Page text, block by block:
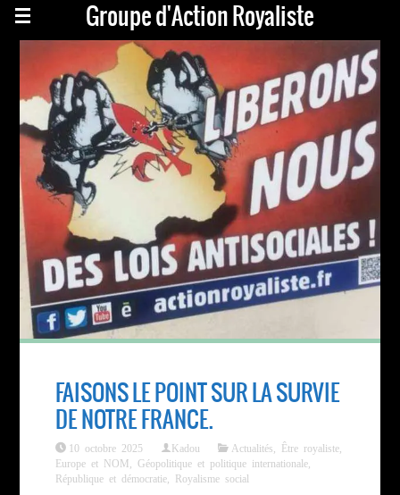
Groupe d'Action Royaliste
FAISONS LE POINT SUR LA SURVIE
DE NOTRE FRANCE.
10 octobre 2025 Kadou Actualités Être royaliste
Europe et NOM
,Géopolitique et politique internationale
République et démocratie
Royalisme social